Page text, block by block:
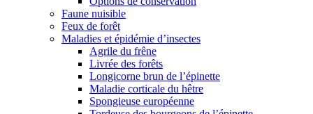
Faune nuisible
Feux de forêt
Maladies et épidémie d’insectes
Agrile du frêne
Livrée des forêts
Longicorne brun de l’épinette
Maladie corticale du hêtre
Spongieuse européenne